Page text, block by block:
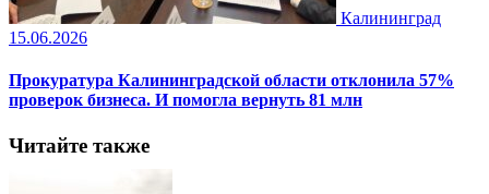
Калининград
15.06.2026
Прокуратура Калининградской области отклонила 57%
проверок бизнеса. И помогла вернуть 81 млн
Читайте также